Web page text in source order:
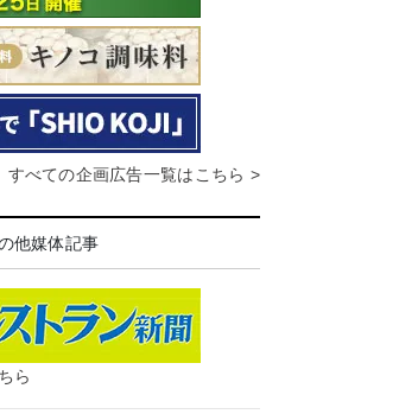
すべての企画広告一覧はこちら >
他媒体記事
ら